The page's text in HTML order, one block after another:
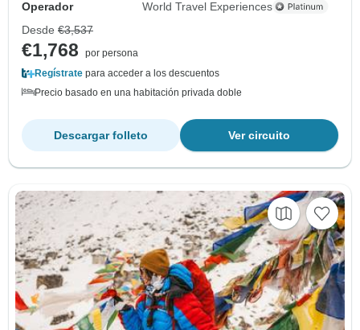
Operador
World Travel Experiences
Desde €3,537
€1,768
por persona
Regístrate para acceder a los descuentos
Precio basado en una habitación privada doble
Ver circuito
Descargar folleto